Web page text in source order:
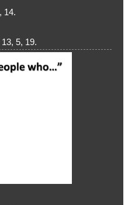
14.
5, 19.